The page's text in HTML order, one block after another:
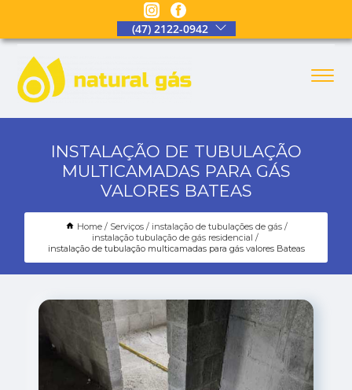
(47) 2122-0942
INSTALAÇÃO DE TUBULAÇÃO
MULTICAMADAS PARA GÁS
VALORES BATEAS
Home Serviços
instalação de tubulações de gás
instalação tubulação de gás residencial
instalação de tubulação multicamadas para gás valores Bateas